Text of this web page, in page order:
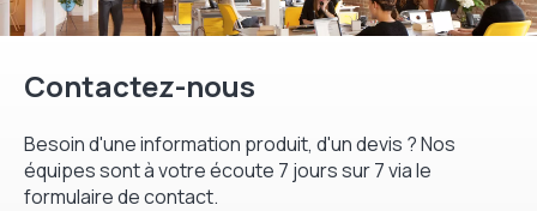
Contactez-nous
Besoin d'une information produit, d'un devis ? Nos
équipes sont à votre écoute 7 jours sur 7 via le
formulaire de contact.